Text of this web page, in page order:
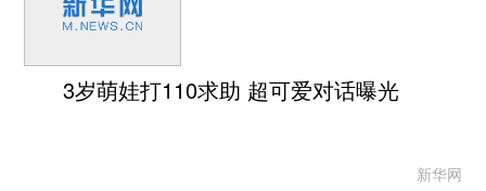
3岁萌娃打110求助 超可爱对话曝光
新华网